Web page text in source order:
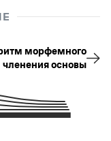
морфемного
членения основы